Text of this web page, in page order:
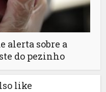
alerta sobre a
do pezinho
like